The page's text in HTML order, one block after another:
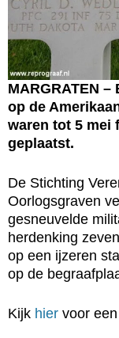
MARGRATEN
op de
waren tot 5 mei
geplaatst.
De Stichting
Oorlogsgraven
gesneuvelde
herdenking
op een ijzeren
op de
Kijk hier voor